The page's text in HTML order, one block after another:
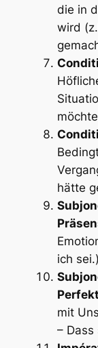
die in
wird
hätte
ich sei.)
mit
– Dass